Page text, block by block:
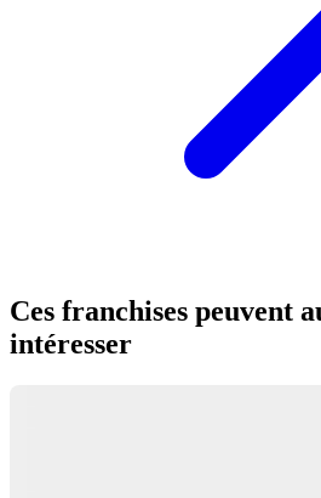
Ces franchises peuvent
intéresser